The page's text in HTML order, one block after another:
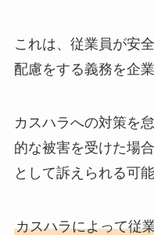
これは、従業員が安
配慮をする義務を企
カスハラへの対策を
的な被害を受けた場
として訴えられる可
カスハラによって従